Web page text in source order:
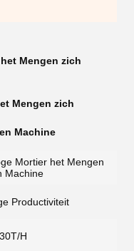
Mengen zich
Mengen zich
Machine
Mortier het Mengen
Machine
Productiviteit
H